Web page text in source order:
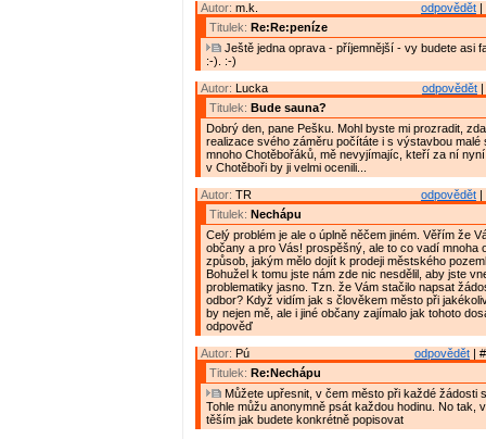
odpovědět |
Autor: m.k.
Titulek: Re:Re:peníze
Ještě jedna oprava - příjemnější - vy budete asi
:-). :-)
odpovědět
Autor: Lucka
Titulek: Bude sauna?
Dobrý den, pane Pešku. Mohl byste mi prozradit,
realizace svého záměru počítáte i s výstavbou malé
mnoho Chotěbořáků, mě nevyjímajíc, kteří za ní
v Chotěboři by ji velmi ocenili...
odpovědět |
Autor: TR
Titulek: Nechápu
Celý problém je ale o úplně něčem jiném. Věřím že
občany a pro Vás! prospěšný, ale to co vadí mnoha
způsob, jakým mělo dojít k prodeji městského
Bohužel k tomu jste nám zde nic nesdělil, aby jste
problematiky jasno. Tzn. že Vám stačilo napsat
odbor? Když vidím jak s člověkem město při
by nejen mě, ale i jiné občany zajímalo jak tohoto
odpověď
odpovědět |
Autor: Pú
Titulek: Re:Nechápu
Můžete upřesnit, v čem město při každé žádosti
Tohle můžu anonymně psát každou hodinu. No tak,
těším jak budete konkrétně popisovat